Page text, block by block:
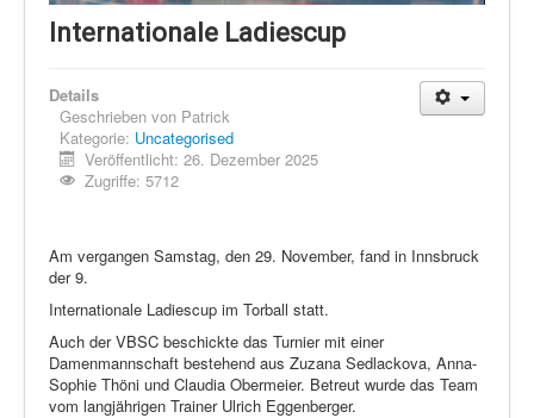
Schi Nordisch
Showdown
Datenschutz
Internationale Ladiescup
Details
Geschrieben von Patrick
Kategorie: Uncategorised
Veröffentlicht: 26. Dezember 2025
Zugriffe: 5712
Am vergangen Samstag, den 29. November, fand in Innsbruck
der 9.
Internationale Ladiescup im Torball statt.
Auch der VBSC beschickte das Turnier mit einer
Damenmannschaft bestehend aus Zuzana Sedlackova, Anna-
Sophie Thöni und Claudia Obermeier. Betreut wurde das Team
vom langjährigen Trainer Ulrich Eggenberger.